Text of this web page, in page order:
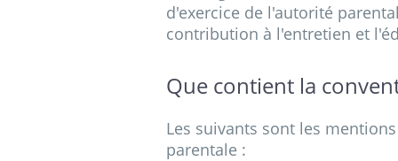
d'exercice de l'autorité
contribution à l'entretien et
Que contient la
Les suivants sont les
parentale :